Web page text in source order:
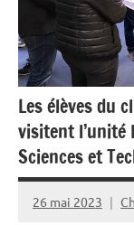
Les élèves du
visitent l’unité
Sciences et
26 mai 2023